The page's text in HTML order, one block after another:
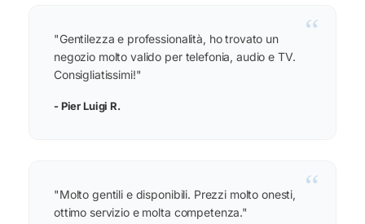
“
"Gentilezza e professionalità, ho trovato un
negozio molto valido per telefonia, audio e TV.
Consigliatissimi!"
- Pier Luigi R.
“
"Molto gentili e disponibili. Prezzi molto onesti,
ottimo servizio e molta competenza."